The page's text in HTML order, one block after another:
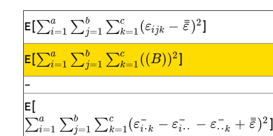
E[∑a
i=1 ∑b
j=1 ∑c
k=1 (εijk − ε
¯
¯)2]
E[∑a
i=1 ∑b
j=1 ∑c
k=1 ((B))2]
–
E[
∑a
i=1 ∑b
j=1 ∑c
k=1 (εi ･k
¯ − εi ･ ･
¯ − ε･ ･k
¯ + ε
¯
¯)2